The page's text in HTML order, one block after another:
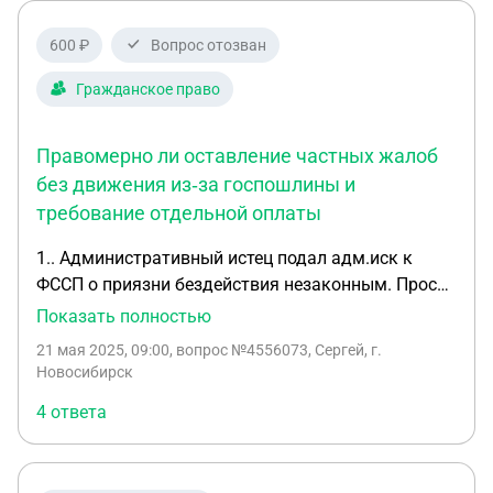
необходимо подать в мировой суд заявление об
истец или административный истец или иное лицо
2. Есть ли ответчик или заинтересованное лицо
документа 4. Нужно ли производить уплату гос
пошлины?
600 ₽ Вопрос отозван
Гражданское право
Правомерно ли оставление частных жалоб
без движения из‑за госпошлины и
требование отдельной оплаты
1.. Административный истец подал адм.иск к
ФССП о приязни бездействия незаконным. Просил
освободить от уплаты госпошлины в связи с
документы подтверждающие это). 07.03.2025 Суд
движения из-за неуплаты госпошлины (3 000
руб.),Суд посчитал, что низкий размер з/п ,
наличие кредитов, коммунальные расходы не
Показать полностью
21 мая 2025, 09:00, вопрос №4556073, Сергей, г.
Новосибирск
4 ответа